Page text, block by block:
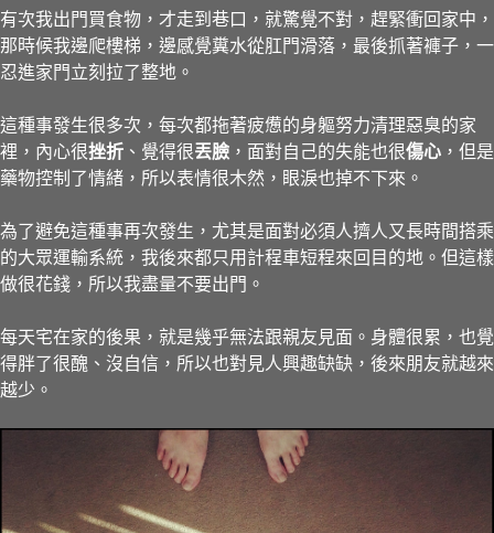
有次我出門買食物，才走到巷口，就驚覺不對，趕緊衝回家中，
那時候我邊爬樓梯，邊感覺糞水從肛門滑落，最後抓著褲子，一
忍進家門立刻拉了整地。
這種事發生很多次，每次都拖著疲憊的身軀努力清理惡臭的家
裡，內心很挫折 、覺得很丟臉 ，面對自己的失能也很傷心 ，但是
藥物控制了情緒，所以表情很木然，眼淚也掉不下來。
為了避免這種事再次發生，尤其是面對必須人擠人又長時間搭乘
的大眾運輸系統，我後來都只用計程車短程來回目的地。但這樣
做很花錢，所以我盡量不要出門。
每天宅在家的後果，就是幾乎無法跟親友見面。身體很累，也覺
得胖了很醜、沒自信，所以也對見人興趣缺缺，後來朋友就越來
越少。